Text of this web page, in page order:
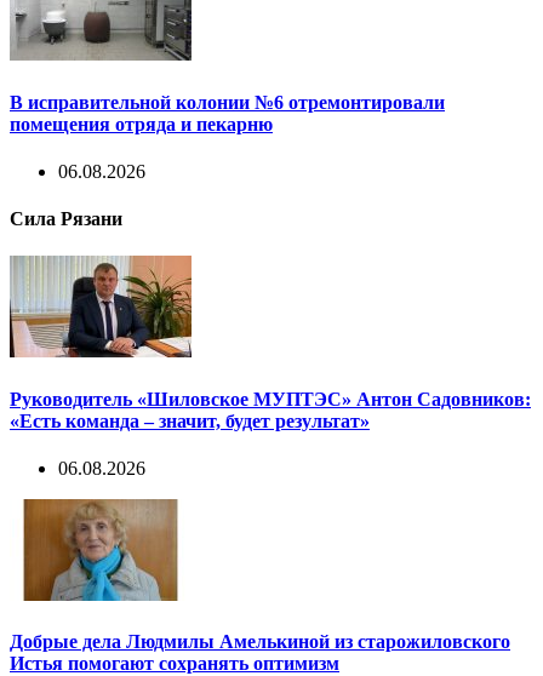
В исправительной колонии №6 отремонтировали
помещения отряда и пекарню
06.08.2026
Сила Рязани
Руководитель «Шиловское МУПТЭС» Антон Садовников:
«Есть команда – значит, будет результат»
06.08.2026
Добрые дела Людмилы Амелькиной из старожиловского
Истья помогают сохранять оптимизм